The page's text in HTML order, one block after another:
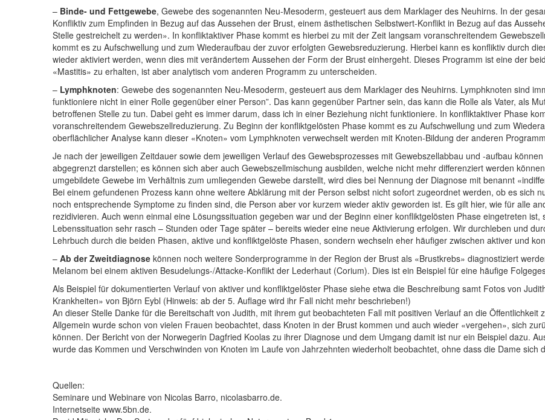
– Binde- und Fettgewebe, Gewebe des sogenannten Neu-Mesoderm, gesteuert aus dem Marklager des Neuhirns. In der
Konfliktiv zum Empfinden in Bezug auf das Aussehen der Brust, einem ästhetischen Selbstwert-Konflikt in Bezug auf das
Stelle gestreichelt zu werden». In konfliktaktiver Phase kommt es hierbei zu mit der Zeit langsam voranschreitendem
kommt es zu Aufschwellung und zum Wiederaufbau der zuvor erfolgten Gewebsreduzierung. Hierbei kann es konfliktiv durch
wieder aktiviert werden, wenn dies mit verändertem Aussehen der Form der Brust einhergeht. Dieses Programm ist eine der
«Mastitis» zu erhalten, ist aber analytisch vom anderen Programm zu unterscheiden.
– Lymphknoten: Gewebe des sogenannten Neu-Mesoderm, gesteuert aus dem Marklager des Neuhirns. Lymphknoten sind
funktioniere nicht in einer Rolle gegenüber einer Person”. Das kann gegenüber Partner sein, das kann die Rolle als Vater, als
betroffenen Stelle zu tun. Dabei geht es immer darum, dass ich in einer Beziehung nicht funktioniere. In konfliktaktiver Phase
voranschreitendem Gewebszellreduzierung. Zu Beginn der konfliktgelösten Phase kommt es zu Aufschwellung und zum
oberflächlicher Analyse kann dieser «Knoten» vom Lymphknoten verwechselt werden mit Knoten-Bildung der anderen
Je nach der jeweiligen Zeitdauer sowie dem jeweiligen Verlauf des Gewebsprozesses mit Gewebszellabbau und -aufbau
abgegrenzt darstellen; es können sich aber auch Gewebszellmischung ausbilden, welche nicht mehr differenziert werden
umgebildete Gewebe im Verhältnis zum umliegenden Gewebe darstellt, wird dies bei Nennung der Diagnose mit benannt
Bei einem gefundenen Prozess kann ohne weitere Abklärung mit der Person selbst nicht sofort zugeordnet werden, ob es sich
noch entsprechende Symptome zu finden sind, die Person aber vor kurzem wieder aktiv geworden ist. Es gilt hier, wie für alle
rezidivieren. Auch wenn einmal eine Lösungssituation gegeben war und der Beginn einer konfliktgelösten Phase eingetreten
Lebenssituation sehr rasch – Stunden oder Tage später – bereits wieder eine neue Aktivierung erfolgen. Wir durchleben und
Lehrbuch durch die beiden Phasen, aktive und konfliktgelöste Phasen, sondern wechseln eher häufiger zwischen aktiver und
– Ab der Zweitdiagnose können noch weitere Sonderprogramme in der Region der Brust als «Brustkrebs» diagnostiziert
Melanom bei einem aktiven Besudelungs-/Attacke-Konflikt der Lederhaut (Corium). Dies ist ein Beispiel für eine häufige
Als Beispiel für dokumentierten Verlauf von aktiver und konfliktgelöster Phase siehe etwa die Beschreibung samt Fotos von
Krankheiten» von Björn Eybl (Hinweis: ab der 5. Auflage wird ihr Fall nicht mehr beschrieben!)
An dieser Stelle Danke für die Bereitschaft von Judith, mit ihrem gut beobachteten Fall mit positiven Verlauf an die Öffentlichkeit
Allgemein wurde schon von vielen Frauen beobachtet, dass Knoten in der Brust kommen und auch wieder «vergehen», sich
können. Der Bericht von der Norwegerin Dagfried Koolas zu ihrer Diagnose und dem Umgang damit ist nur ein Beispiel dazu.
wurde das Kommen und Verschwinden von Knoten im Laufe von Jahrzehnten wiederholt beobachtet, ohne dass die Dame sich
Quellen:
Seminare und Webinare von Nicolas Barro, nicolasbarro.de.
Internetseite www.5bn.de.